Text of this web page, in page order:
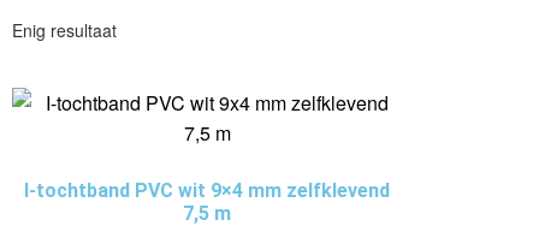
Enig resultaat
I-tochtband PVC wit 9×4 mm zelfklevend
7,5 m